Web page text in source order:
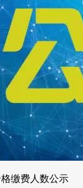
缴费人数公示